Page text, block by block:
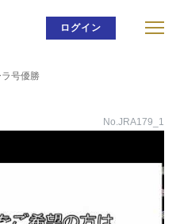
ログイン
号優勝
No.JRA179_1